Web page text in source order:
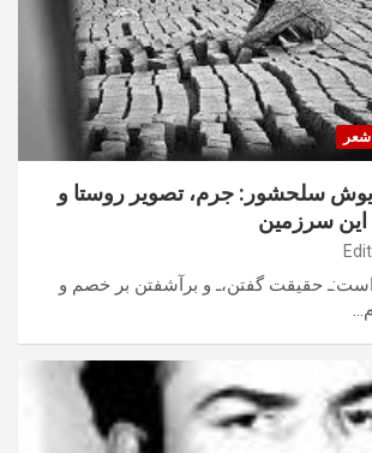
شعر
سلحشور: جرم، تصویر روستا و
این سرزمین
حقیقت گفتن،ـ و برآشفتن بر خصم و